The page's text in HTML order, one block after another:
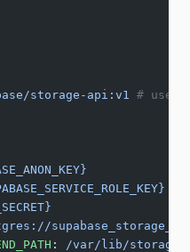
storage-api:v1 # use
: /var/lib/storage